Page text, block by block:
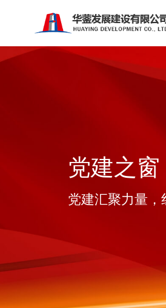
党建之窗
党建汇聚力量